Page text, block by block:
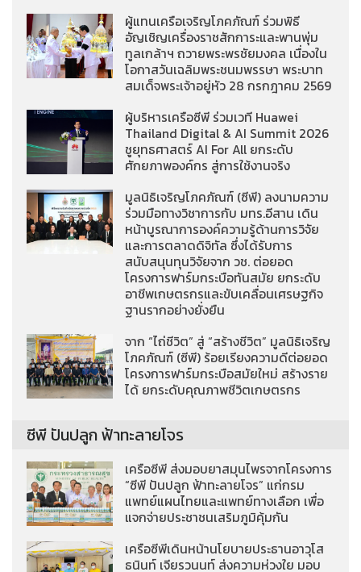
ผู้แทนเครือเจริญโภคภัณฑ์ ร่วมพิธี
อัญเชิญเครื่องราชสักการะและพานพุ่ม
ทูลเกล้าฯ ถวายพระพรชัยมงคล เนื่องใน
โอกาสวันเฉลิมพระชนมพรรษา พระบาท
สมเด็จพระเจ้าอยู่หัว 28 กรกฎาคม 2569
ผู้บริหารเครือซีพี ร่วมเวที Huawei
Thailand Digital & AI Summit 2026
ชูยุทธศาสตร์ AI For All ยกระดับ
ศักยภาพองค์กร สู่การใช้งานจริง
มูลนิธิเจริญโภคภัณฑ์ (ซีพี) ลงนามความ
ร่วมมือทางวิชาการกับ มทร.อีสาน เดิน
หน้าบูรณาการองค์ความรู้ด้านการวิจัย
และการตลาดดิจิทัล ซึ่งได้รับการ
สนับสนุนทุนวิจัยจาก วช. ต่อยอด
โครงการฟาร์มกระบือทันสมัย ยกระดับ
อาชีพเกษตรกรและขับเคลื่อนเศรษฐกิจ
ฐานรากอย่างยั่งยืน
จาก “ไถ่ชีวิต” สู่ “สร้างชีวิต” มูลนิธิเจริญ
โภคภัณฑ์ (ซีพี) ร้อยเรียงความดีต่อยอด
โครงการฟาร์มกระบือสมัยใหม่ สร้างราย
ได้ ยกระดับคุณภาพชีวิตเกษตรกร
ซีพี ปันปลูก ฟ้าทะลายโจร
เครือซีพี ส่งมอบยาสมุนไพรจากโครงการ
“ซีพี ปันปลูก ฟ้าทะลายโจร” แก่กรม
แพทย์แผนไทยและแพทย์ทางเลือก เพื่อ
แจกจ่ายประชาชนเสริมภูมิคุ้มกัน
เครือซีพีเดินหน้านโยบายประธานอาวุโส
ธนินท์ เจียรวนนท์ ส่งความห่วงใย มอบ